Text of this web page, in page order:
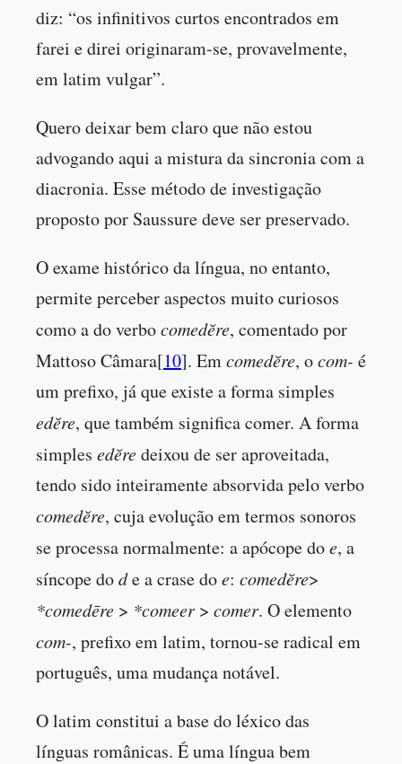
diz: “os infinitivos curtos encontrados em
farei e direi originaram-se, provavelmente,
em latim vulgar”.
Quero deixar bem claro que não estou
advogando aqui a mistura da sincronia com a
diacronia. Esse método de investigação
proposto por Saussure deve ser preservado.
O exame histórico da língua, no entanto,
permite perceber aspectos muito curiosos
como a do verbocomedĕre, comentado por
Mattoso Câmara[10]. Emcomedĕre, ocom- é
um prefixo, já que existe a forma simples
edĕre, que também significa comer. A forma
simples edĕredeixou de ser aproveitada,
tendo sido inteiramente absorvida pelo verbo
comedĕre, cuja evolução em termos sonoros
se processa normalmente: a apócope doe, a
síncope dode a crase doe: comedĕre>
*comedēre > *comeer > comer. O elemento
com-, prefixo em latim, tornou-se radical em
português, uma mudança notável.
O latim constitui a base do léxico das
línguas românicas. É uma língua bem